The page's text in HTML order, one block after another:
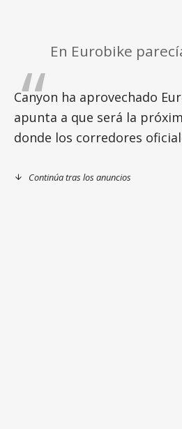
En Eurobike
Canyon ha aprovechado
apunta a que será la
donde los corredores
Continúa tras los anuncios